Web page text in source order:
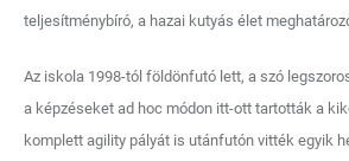
teljesítménybíró, a hazai kutyás élet
Az iskola 1998-tól földönfutó lett, a szó
a képzéseket ad hoc módon itt-ott tartották a
komplett agility pályát is utánfutón vitték egyik